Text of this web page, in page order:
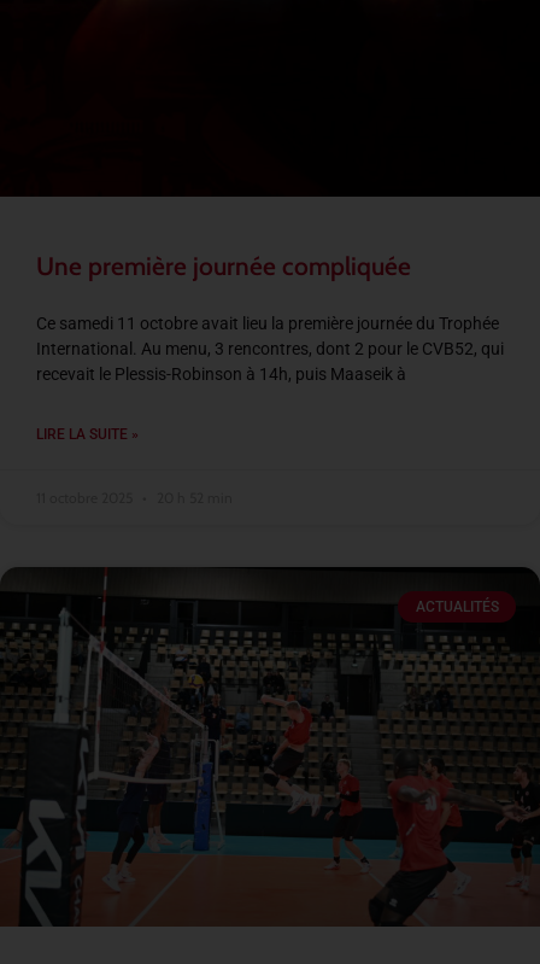
Une première journée compliquée
Ce samedi 11 octobre avait lieu la première journée du Trophée
International. Au menu, 3 rencontres, dont 2 pour le CVB52, qui
recevait le Plessis-Robinson à 14h, puis Maaseik à
LIRE LA SUITE »
ACTUALITÉS